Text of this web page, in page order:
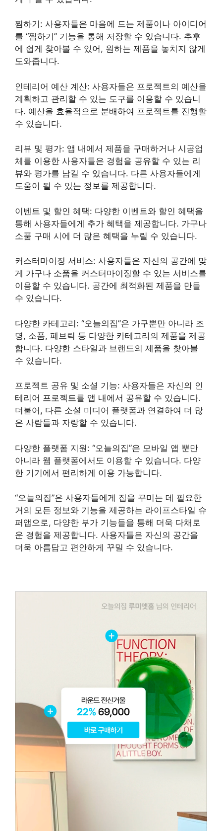
찜하기: 사용자들은 마음에 드는 제품이나 아이디어
를 “찜하기” 기능을 통해 저장할 수 있습니다. 추후
에 쉽게 찾아볼 수 있어, 원하는 제품을 놓치지 않게
도와줍니다.
인테리어 예산 계산: 사용자들은 프로젝트의 예산을
계획하고 관리할 수 있는 도구를 이용할 수 있습니
다. 예산을 효율적으로 분배하여 프로젝트를 진행할
수 있습니다.
리뷰 및 평가: 앱 내에서 제품을 구매하거나 시공업
체를 이용한 사용자들은 경험을 공유할 수 있는 리
뷰와 평가를 남길 수 있습니다. 다른 사용자들에게
도움이 될 수 있는 정보를 제공합니다.
이벤트 및 할인 혜택: 다양한 이벤트와 할인 혜택을
통해 사용자들에게 추가 혜택을 제공합니다. 가구나
소품 구매 시에 더 많은 혜택을 누릴 수 있습니다.
커스터마이징 서비스: 사용자들은 자신의 공간에 맞
게 가구나 소품을 커스터마이징할 수 있는 서비스를
이용할 수 있습니다. 공간에 최적화된 제품을 만들
수 있습니다.
다양한 카테고리: “오늘의집”은 가구뿐만 아니라 조
명, 소품, 페브릭 등 다양한 카테고리의 제품을 제공
합니다. 다양한 스타일과 브랜드의 제품을 찾아볼
수 있습니다.
프로젝트 공유 및 소셜 기능: 사용자들은 자신의 인
테리어 프로젝트를 앱 내에서 공유할 수 있습니다.
더불어, 다른 소셜 미디어 플랫폼과 연결하여 더 많
은 사람들과 자랑할 수 있습니다.
다양한 플랫폼 지원: “오늘의집”은 모바일 앱 뿐만
아니라 웹 플랫폼에서도 이용할 수 있습니다. 다양
한 기기에서 편리하게 이용 가능합니다.
“오늘의집”은 사용자들에게 집을 꾸미는 데 필요한
거의 모든 정보와 기능을 제공하는 라이프스타일 슈
퍼앱으로, 다양한 부가 기능들을 통해 더욱 다채로
운 경험을 제공합니다. 사용자들은 자신의 공간을
더욱 아름답고 편안하게 꾸밀 수 있습니다.